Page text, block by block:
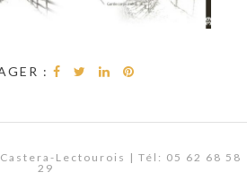
:
Lectourois | Tél: 05 62 68 58
29